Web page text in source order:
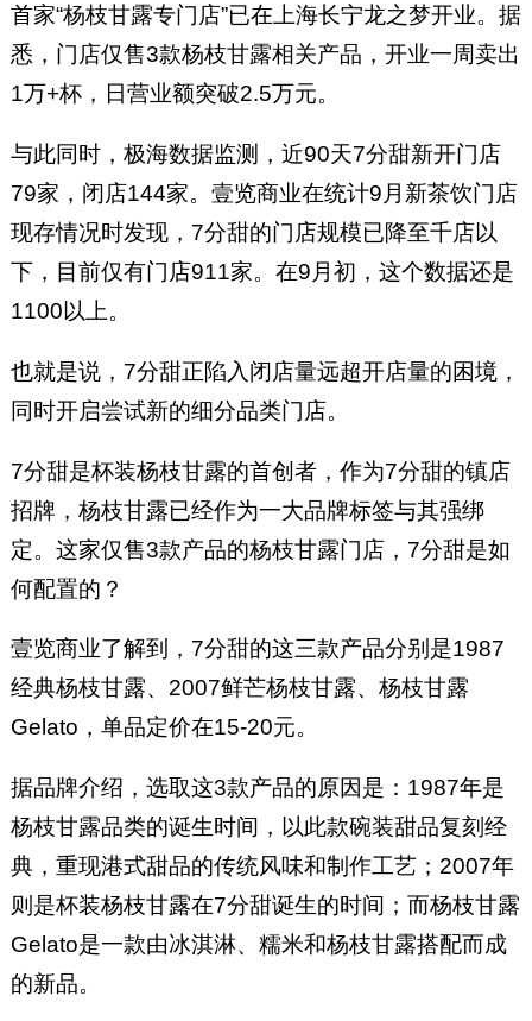
首家“杨枝甘露专门店”已在上海长宁龙之梦开业。据
悉，门店仅售3款杨枝甘露相关产品，开业一周卖出
1万+杯，日营业额突破2.5万元。
与此同时，极海数据监测，近90天7分甜新开门店
79家，闭店144家。壹览商业在统计9月新茶饮门店
现存情况时发现，7分甜的门店规模已降至千店以
下，目前仅有门店911家。在9月初，这个数据还是
1100以上。
也就是说，7分甜正陷入闭店量远超开店量的困境，
同时开启尝试新的细分品类门店。
7分甜是杯装杨枝甘露的首创者，作为7分甜的镇店
招牌，杨枝甘露已经作为一大品牌标签与其强绑
定。这家仅售3款产品的杨枝甘露门店，7分甜是如
何配置的？
壹览商业了解到，7分甜的这三款产品分别是1987
经典杨枝甘露、2007鲜芒杨枝甘露、杨枝甘露
Gelato，单品定价在15-20元。
据品牌介绍，选取这3款产品的原因是：1987年是
杨枝甘露品类的诞生时间，以此款碗装甜品复刻经
典，重现港式甜品的传统风味和制作工艺；2007年
则是杯装杨枝甘露在7分甜诞生的时间；而杨枝甘露
Gelato是一款由冰淇淋、糯米和杨枝甘露搭配而成
的新品。